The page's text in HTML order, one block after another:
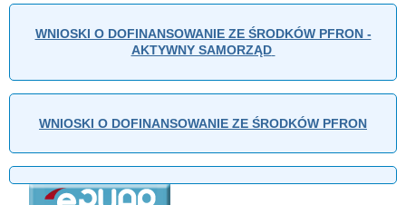
WNIOSKI O DOFINANSOWANIE ZE ŚRODKÓW PFRON -
AKTYWNY SAMORZĄD
WNIOSKI O DOFINANSOWANIE ZE ŚRODKÓW PFRON